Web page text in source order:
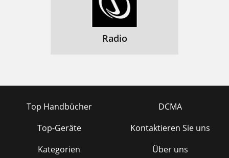
Radio
Top Handbücher
Top-Geräte
Kategorien
DCMA
Kontaktieren Sie uns
Über uns